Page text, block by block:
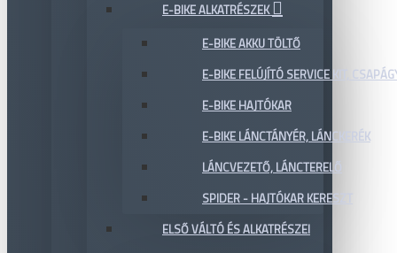
E-BIKE ALKATRÉSZEK
E-BIKE AKKU TÖLTŐ
E-BIKE FELÚJÍTÓ SERVICE KIT,
E-BIKE HAJTÓKAR
E-BIKE LÁNCTÁNYÉR, LÁNCKERÉK
LÁNCVEZETŐ, LÁNCTERELŐ
SPIDER - HAJTÓKAR KERESZT
ELSŐ VÁLTÓ ÉS ALKATRÉSZEI